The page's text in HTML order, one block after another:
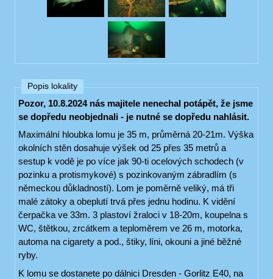
Popis lokality
Pozor, 10.8.2024 nás majitele nenechal potápět, že jsme
se dopředu neobjednali - je nutné se dopředu nahlásit.
Maximální hloubka lomu je 35 m, průměrná 20-21m. Výška
okolních stěn dosahuje výšek od 25 přes 35 metrů a
sestup k vodě je po více jak 90-ti ocelových schodech (v
pozinku a protismykové) s pozinkovaným zábradlím (s
německou důkladností). Lom je poměrně veliký, má tři
malé zátoky a obeplutí trvá přes jednu hodinu. K vidění
čerpačka ve 33m. 3 plastoví žraloci v 18-20m, koupelna s
WC, štětkou, zrcátkem a teploměrem ve 26 m, motorka,
automa na cigarety a pod., štiky, líni, okouni a jiné běžné
ryby.
K lomu se dostanete po dálnici Dresden - Gorlitz E40, na